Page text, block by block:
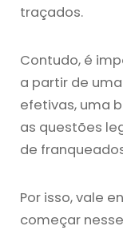
traçados.
Contudo, é
a partir de
efetivas, uma
as questões
de
Por isso, vale
começar